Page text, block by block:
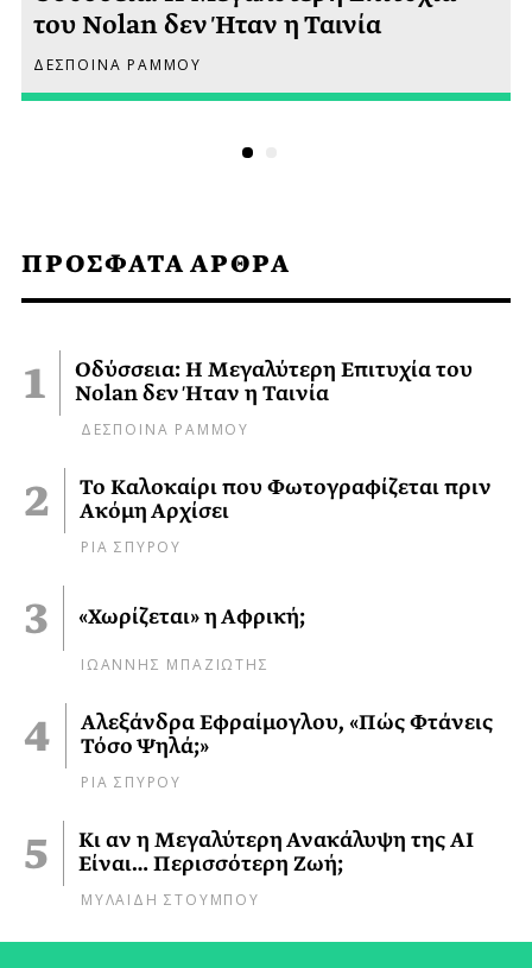
ΠΡΟΣΦΑΤΑ ΑΡΘΡΑ
Οδύσσεια: Η Μεγαλύτερη Επιτυχία του
Nolan δεν Ήταν η Ταινία
ΔΕΣΠΟΙΝΑ ΡΑΜΜΟΥ
Το Καλοκαίρι που Φωτογραφίζεται πριν
Ακόμη Αρχίσει
ΡΙΑ ΣΠΥΡΟΥ
«Χωρίζεται» η Αφρική;
ΙΩΑΝΝΗΣ ΜΠΑΖΙΩΤΗΣ
Αλεξάνδρα Εφραίμογλου, «Πώς Φτάνεις
Τόσο Ψηλά;»
ΡΙΑ ΣΠΥΡΟΥ
Κι αν η Μεγαλύτερη Ανακάλυψη της AI
Είναι… Περισσότερη Ζωή;
ΜΥΛΑΙΔΗ ΣΤΟΥΜΠΟΥ
του Nolan δεν Ήταν η Ταινία
ΔΕΣΠΟΙΝΑ ΡΑΜΜΟΥ